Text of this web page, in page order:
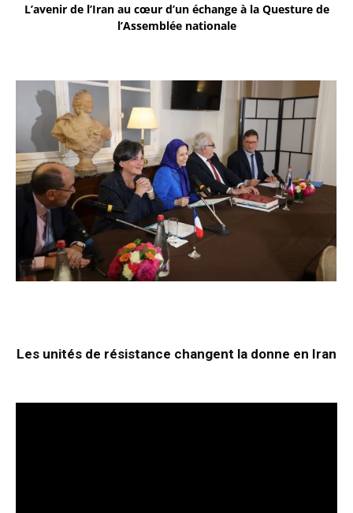
L’avenir de l’Iran au cœur d’un échange à la Questure de
l’Assemblée nationale
Les unités de résistance changent la donne en Iran